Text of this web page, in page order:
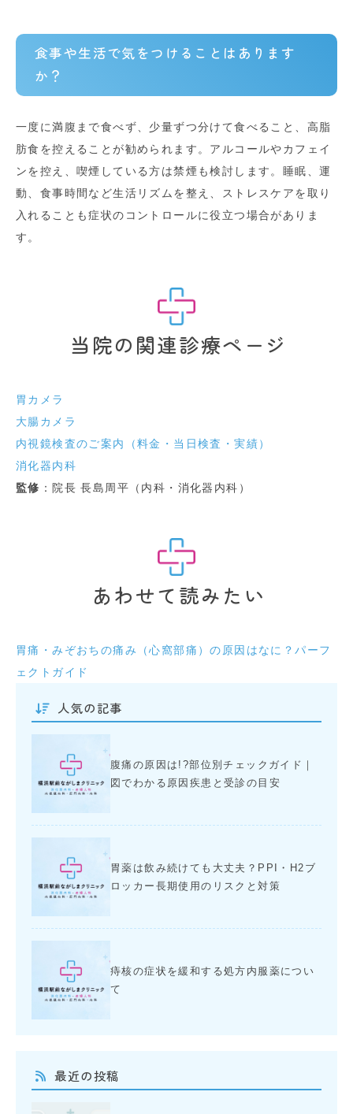
食事や生活で気をつけることはあります
か？
一度に満腹まで食べず、少量ずつ分けて食べること、高脂
肪食を控えることが勧められます。アルコールやカフェイ
ンを控え、喫煙している方は禁煙も検討します。睡眠、運
動、食事時間など生活リズムを整え、ストレスケアを取り
入れることも症状のコントロールに役立つ場合がありま
す。
当院の関連診療ページ
胃カメラ
大腸カメラ
内視鏡検査のご案内（料金・当日検査・実績）
消化器内科
監修 ：院長 長島周平（内科・消化器内科）
あわせて読みたい
胃痛・みぞおちの痛み（心窩部痛）の原因はなに？パーフ
ェクトガイド
人気の記事
腹痛の原因は!?部位別チェックガイド｜
図でわかる原因疾患と受診の目安
胃薬は飲み続けても大丈夫？PPI・H2ブ
ロッカー長期使用のリスクと対策
痔核の症状を緩和する処方内服薬につい
て
最近の投稿